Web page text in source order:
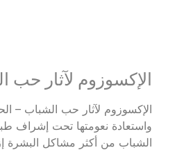
الإكسوزوم لآثار حب
الإكسوزوم لآثار حب الشباب –
واستعادة نعومتها تحت إشراف
الشباب من أكثر مشاكل البشرة